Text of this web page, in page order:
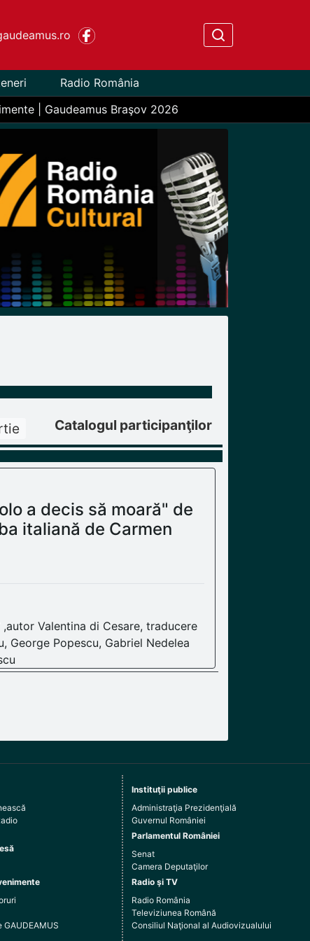
Radio România
| Gaudeamus Braşov 2026
Next
Catalogul participanţilor
a decis să moară" de
italiană de Carmen
Valentina di Cesare, traducere
George Popescu, Gabriel Nedelea
GAUDEAMUS
Instituţii publice
Administraţia Prezidenţială
Guvernul României
Parlamentul României
Senat
Camera Deputaţilor
Radio şi TV
Radio România
Televiziunea Română
Consiliul Naţional al Audiovizualului